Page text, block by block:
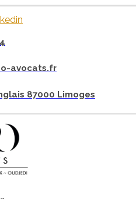
avocats.fr
87000 Limoges
des cookies